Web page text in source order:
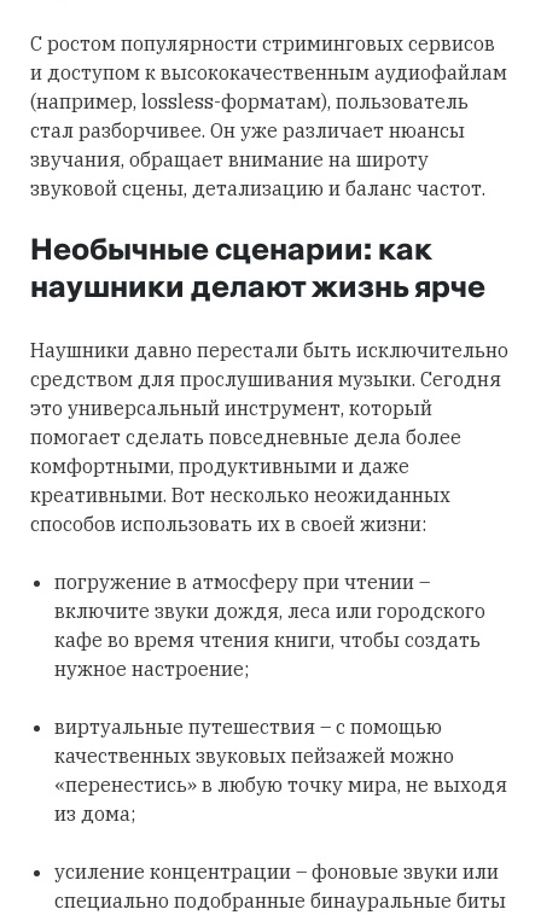
С ростом популярности стриминговых сервисов
и доступом к высококачественным аудиофайлам
(например, lossless-форматам), пользователь
стал разборчивее. Он уже различает нюансы
звучания, обращает внимание на широту
звуковой сцены, детализацию и баланс частот.
Необычные сценарии: как
наушники делают жизнь ярче
Наушники давно перестали быть исключительно
средством для прослушивания музыки. Сегодня
это универсальный инструмент, который
помогает сделать повседневные дела более
комфортными, продуктивными и даже
креативными. Вот несколько неожиданных
способов использовать их в своей жизни:
погружение в атмосферу при чтении –
включите звуки дождя, леса или городского
кафе во время чтения книги, чтобы создать
нужное настроение;
виртуальные путешествия – с помощью
качественных звуковых пейзажей можно
«перенестись» в любую точку мира, не выходя
из дома;
усиление концентрации – фоновые звуки или
специально подобранные бинауральные биты